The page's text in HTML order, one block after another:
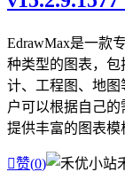
EdrawMax是一款
种类型的图表，
计、工程图、地图
户可以根据自己
提供丰富的图表模
赞(0)